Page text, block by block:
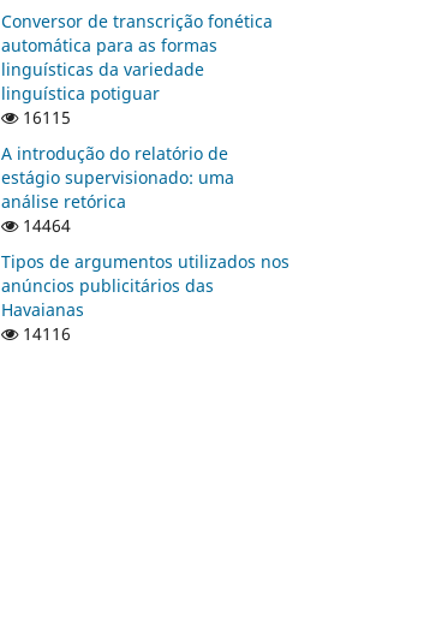
Conversor de transcrição fonética
automática para as formas
linguísticas da variedade
linguística potiguar
16115
A introdução do relatório de
estágio supervisionado: uma
análise retórica
14464
Tipos de argumentos utilizados nos
anúncios publicitários das
Havaianas
14116